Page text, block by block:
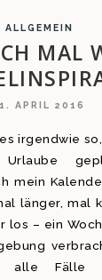
ALLGEMEIN
MAL
APRIL 2016
irgendwie
mein
länger, mal
los – ein
alle Fälle